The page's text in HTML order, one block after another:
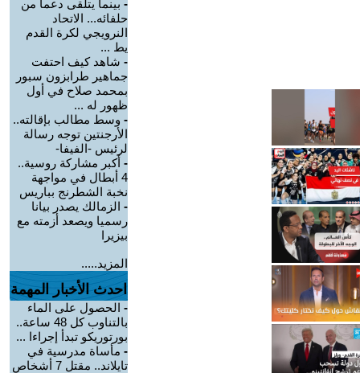
- بينما يتلقى دعما من
حلفائه... الاتحاد
النرويجي لكرة القدم
يط ...
- شاهد كيف احتفت
جماهير طرابزون سبور
بمحمد صلاح في أول
ظهور له ...
- وسط مطالب بإقالته..
الأرجنتين توجه رسالة
لرئيس -الفيفا-
- أكبر مشاركة روسية..
4 أبطال في مواجهة
نخبة الشطرنج بباريس
- الزمالك يصدر بيانا
رسميا ويصعد أزمته مع
بيزيرا
المزيد.....
احدث الأخبار المهمة
- الحصول على الماء
بالتناوب كل 48 ساعة..
بورتوريكو تبدأ إجراءا ...
- مأساة مدرسية في
تايلاند.. مقتل 7 أشخاص